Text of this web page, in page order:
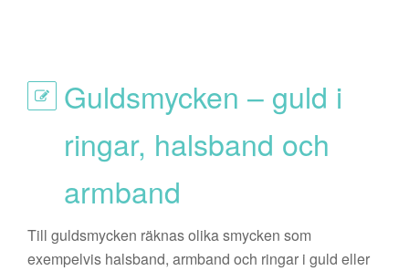
Guldsmycken – guld i
ringar, halsband och
armband
Till guldsmycken räknas olika smycken som
exempelvis halsband, armband och ringar i guld eller